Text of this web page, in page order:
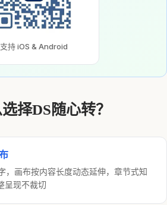
支持 iOS & Android
择DS随心转？
，画布按内容长度动态延伸，章节式知
呈现不裁切